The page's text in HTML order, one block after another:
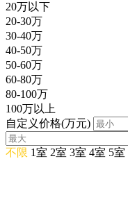
20万以下
20-30万
30-40万
40-50万
50-60万
60-80万
80-100万
100万以上
自定义价格(万元)
不限 1室 2室 3室 4室 5室